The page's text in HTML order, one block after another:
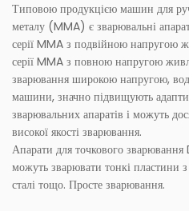
Типовою продукцією машин для
металу (MMA) є зварювальні
серії MMA з подвійною напругою
серії MMA з повною напругою
зварювання широкою напругою,
машини, значно підвищують
зварювальних апаратів і можуть
високої якості зварювання.
Апарати для точкового
можуть зварювати тонкі пластини з
сталі тощо. Просте зварювання.